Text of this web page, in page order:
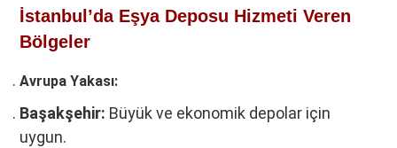
İstanbul’da Eşya Deposu Hizmeti Veren
Bölgeler
Avrupa Yakası:
Başakşehir: Büyük ve ekonomik depolar için
uygun.